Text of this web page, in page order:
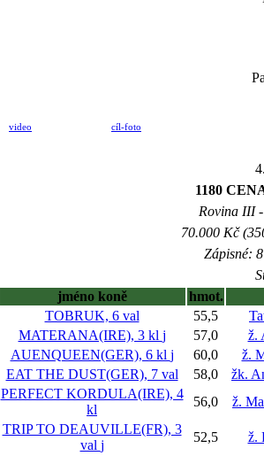
video cíl-foto
1180
Rovina III
70.000 Kč
Zápisné:
jméno koně
hmot.
TOBRUK, 6 val 55,5
MATERANA(IRE), 3 kl j 57,0
ž.
AUENQUEEN(GER), 6 kl j 60,0
ž.
EAT THE DUST(GER), 7 val 58,0
žk.
PERFECT KORDULA(IRE), 4
kl
56,0 ž.
TRIP TO DEAUVILLE(FR), 3
val j
52,5
ž.